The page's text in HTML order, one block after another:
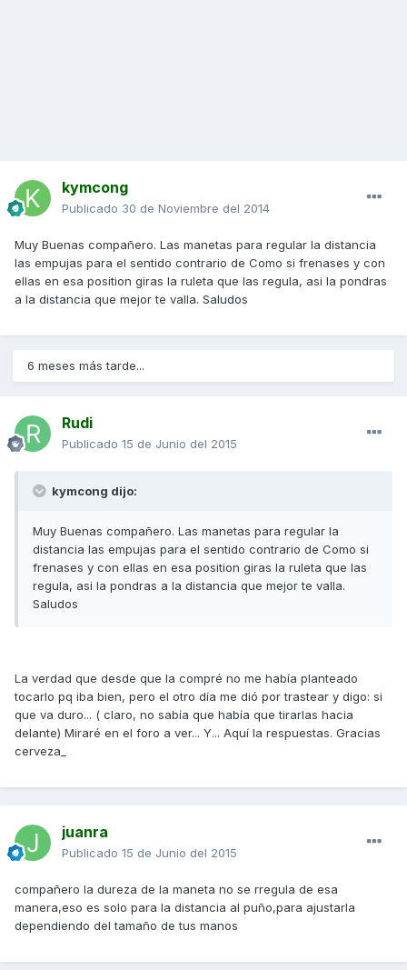
kymcong
Publicado 30 de Noviembre del 2014
Muy Buenas compañero. Las manetas para regular la distancia
las empujas para el sentido contrario de Como si frenases y con
ellas en esa position giras la ruleta que las regula, asi la pondras
a la distancia que mejor te valla. Saludos
6 meses más tarde...
Rudi
Publicado 15 de Junio del 2015
kymcong dijo:
Muy Buenas compañero. Las manetas para regular la
distancia las empujas para el sentido contrario de Como si
frenases y con ellas en esa position giras la ruleta que las
regula, asi la pondras a la distancia que mejor te valla.
Saludos
La verdad que desde que la compré no me había planteado
tocarlo pq iba bien, pero el otro día me dió por trastear y digo: si
que va duro... ( claro, no sabía que había que tirarlas hacia
delante) Miraré en el foro a ver... Y... Aquí la respuestas. Gracias
cerveza_
juanra
Publicado 15 de Junio del 2015
compañero la dureza de la maneta no se rregula de esa
manera,eso es solo para la distancia al puño,para ajustarla
dependiendo del tamaño de tus manos